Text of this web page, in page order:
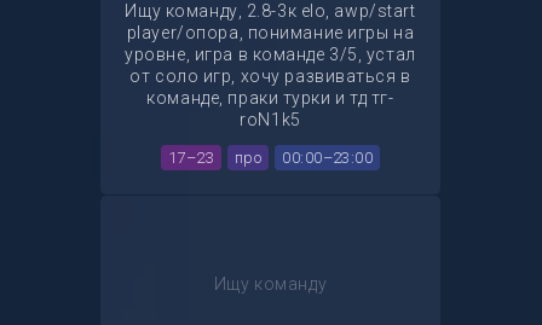
Ищу команду, 2.8-3к elo, awp/start
player/опора, понимание игры на
уровне, игра в команде 3/5, устал
от соло игр, хочу развиваться в
команде, праки турки и тд тг-
roN1k5
17–23 про 00:00–23:00
Ищу команду